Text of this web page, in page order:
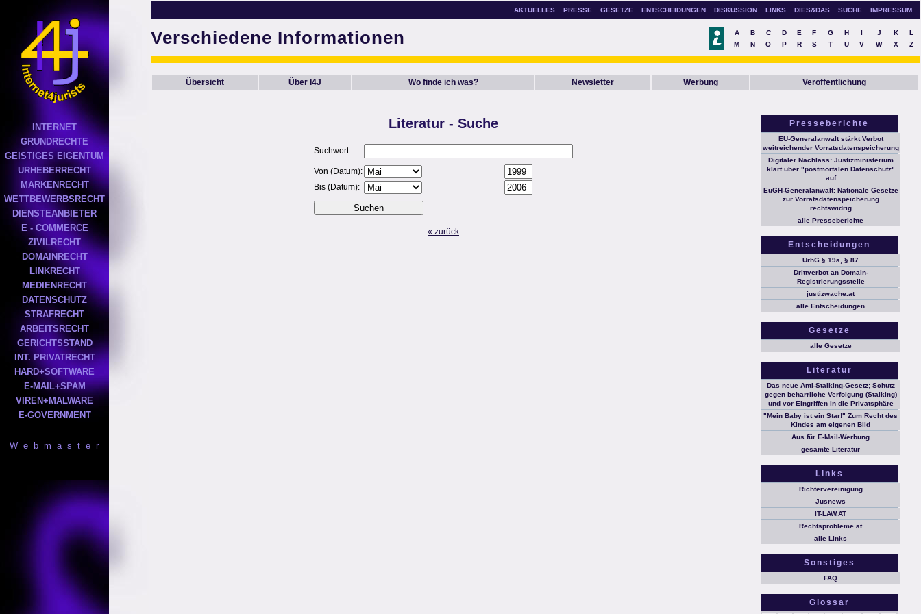
INTERNET
GRUNDRECHTE
GEISTIGES EIGENTUM
URHEBERRECHT
MARKENRECHT
WETTBEWERBSRECHT
DIENSTEANBIETER
E - COMMERCE
ZIVILRECHT
DOMAINRECHT
LINKRECHT
MEDIENRECHT
DATENSCHUTZ
STRAFRECHT
ARBEITSRECHT
GERICHTSSTAND
INT. PRIVATRECHT
HARD+SOFTWARE
E-MAIL+SPAM
VIREN+MALWARE
E-GOVERNMENT
W e b m a s t e r
AKTUELLES PRESSE GESETZE ENTSCHEIDUNGEN DISKUSSION LINKS DIES&DAS SUCHE IMPRESSUM
Verschiedene Informationen A B C D E F G H I J K
L
M
N O P R S T U V W X Z
Übersicht Über I4J Wo finde ich was? Newsletter Werbung Veröffentlichung
Literatur - Suche
Suchwort:
Von (Datum):
Bis (Datum):
« zurück
Presseberichte
EU-Generalanwalt stärkt Verbot
weitreichender Vorratsdatenspeicherung
Digitaler Nachlass: Justizministerium
klärt über "postmortalen Datenschutz"
auf
EuGH-Generalanwalt: Nationale Gesetze
zur Vorratsdatenspeicherung
rechtswidrig
alle Presseberichte
Entscheidungen
UrhG § 19a, § 87
Drittverbot an Domain-
Registrierungsstelle
justizwache.at
alle Entscheidungen
Gesetze
alle Gesetze
Literatur
Das neue Anti-Stalking-Gesetz; Schutz
gegen beharrliche Verfolgung (Stalking)
und vor Eingriffen in die Privatsphäre
"Mein Baby ist ein Star!" Zum Recht des
Kindes am eigenen Bild
Aus für E-Mail-Werbung
gesamte Literatur
Links
Richtervereinigung
Jusnews
IT-LAW.AT
Rechtsprobleme.at
alle Links
Sonstiges
FAQ
Glossar